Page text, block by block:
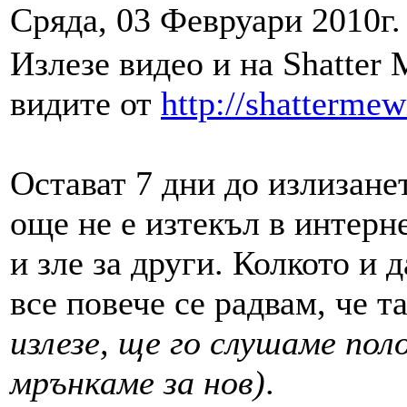
Сряда, 03 Февруари
Излезе видео и на Shatter
видите от http://
Остават 7 дни до
още не е изтекъл в
и зле за други. Колкото и
все повече се радвам, че
излезе, ще го слушаме
мрънкаме за нов).